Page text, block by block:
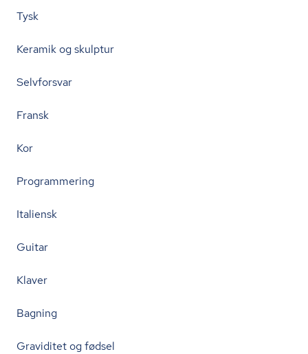
Tysk
Keramik og skulptur
Selvforsvar
Fransk
Kor
Programmering
Italiensk
Guitar
Klaver
Bagning
Graviditet og fødsel